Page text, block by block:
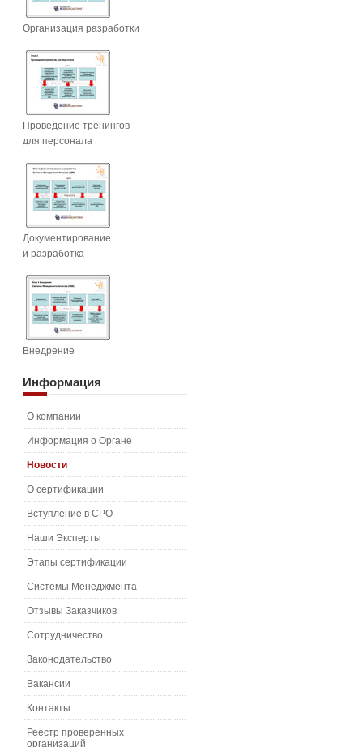
Организация разработки
Проведение тренингов
для персонала
Документирование
и разработка
Внедрение
Информация
О компании
Информация о Органе
Новости
О сертификации
Вступление в СРО
Наши Эксперты
Этапы сертификации
Системы Менеджмента
Отзывы Заказчиков
Сотрудничество
Законодательство
Вакансии
Контакты
Реестр проверенных
организаций